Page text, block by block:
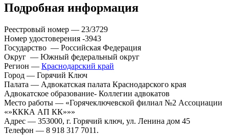
Подробная информация
Реестровый номер — 23/3729
Номер удостоверения -3943
Государство — Российская Федерация
Округ — Южный федеральный округ
Регион — Краснодарский край
Город — Горячий Ключ
Палата — Адвокатская палата Краснодарского края
Адвокатское образование- Коллегии адвокатов
Место работы — «Горячеключевской филиал №2 Ассоциации
«»КККА АП КК»»»
Адрес — 353000, г. Горячий ключ, ул. Ленина дом 45
Телефон — 8 918 317 7011.